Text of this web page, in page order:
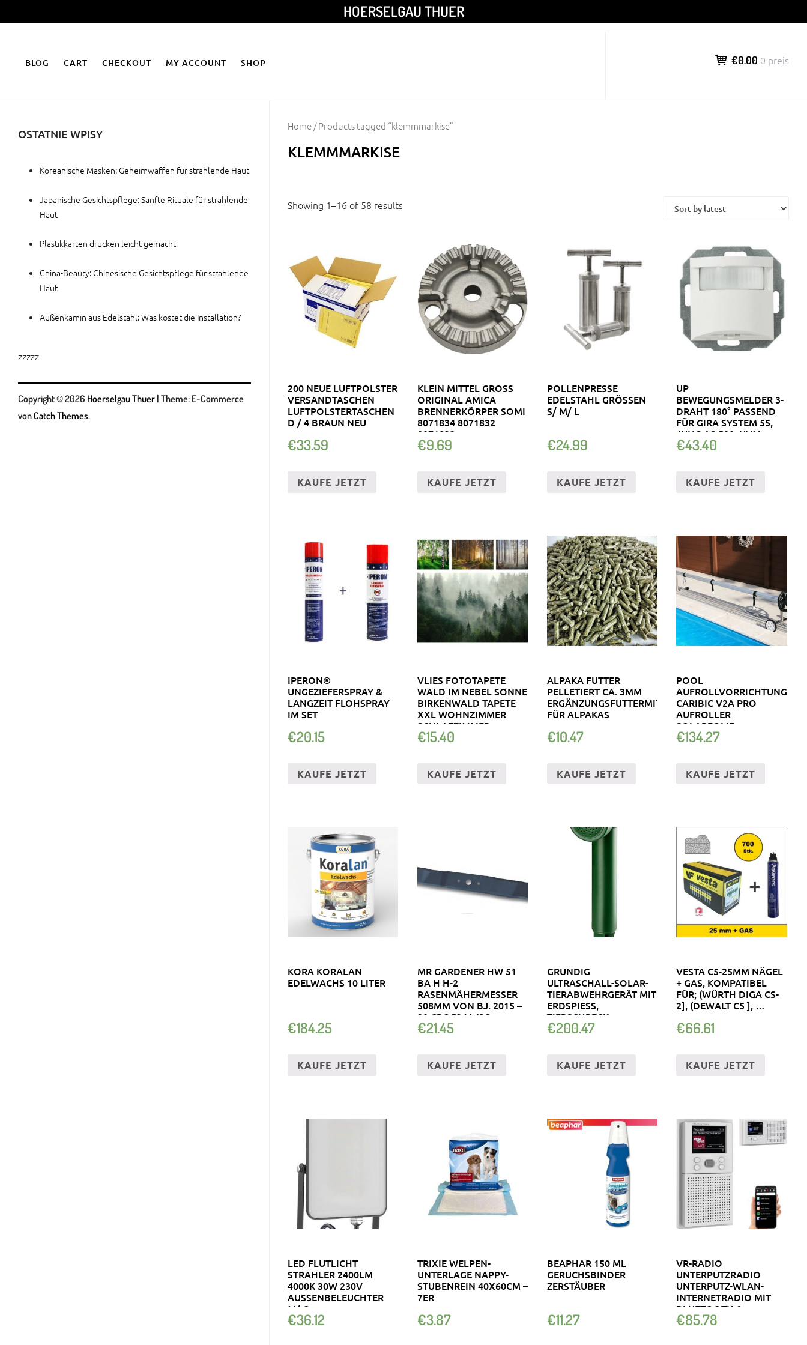
Inhalt
HOERSELGAU THUER
BLOG CART CHECKOUT MY ACCOUNT SHOP €0.00 0 preis
Home/ Products tagged “klemmmarkise”
KLEMMMARKISE
Showing 1–16 of 58 results
200 NEUE LUFTPOLSTER
VERSANDTASCHEN
LUFTPOLSTERTASCHEN
D / 4 BRAUN NEU
€33.59
KAUFE JETZT
KLEIN MITTEL GROSS O
RIGINAL AMICA B
RENNERKÖRPER SOMI 8
071834 8071832 8
071833
€9.69
KAUFE JETZT
POLLENPRESSE
EDELSTAHL GRÖSSEN S
/ M/ L
€24.99
KAUFE JETZT
UP
BEWEGUNGSMELDER 3-
DRAHT 180° PASSEND
FÜR GIRA SYSTEM 55,
JUNG AS 500, UVM.
€43.40
KAUFE JETZT
IPERON®
UNGEZIEFERSPRAY &
LANGZEIT FLOHSPRAY
IM SET
€20.15
KAUFE JETZT
VLIES FOTOTAPETE
WALD IM NEBEL SONNE
BIRKENWALD TAPETE
XXL WOHNZIMMER
SCHLAFZIMMER
€15.40
KAUFE JETZT
ALPAKA FUTTER
PELLETIERT CA. 3MM
ERGÄNZUNGSFUTTERMITTEL
FÜR ALPAKAS
€10.47
KAUFE JETZT
POOL
AUFROLLVORRICHTUNG
CARIBIC V2A PRO
AUFROLLER
SOLARFOLIE
POOLABDECKUNG
€134.27
KAUFE JETZT
KORA KORALAN
EDELWACHS 10 LITER
€184.25
KAUFE JETZT
MR GARDENER HW 51
BA H H-2
RASENMÄHERMESSER
508MM VON BJ. 2015 –
20 CRC 534 WSQ
€21.45
KAUFE JETZT
GRUNDIG
ULTRASCHALL-SOLAR-
TIERABWEHRGERÄT MIT
ERDSPIESS, T
IERSCHRECK T
IERABWEHR
€200.47
KAUFE JETZT
VESTA C5-25MM NÄGEL
+ GAS, KOMPATIBEL
FÜR; (WÜRTH DIGA CS-
2], (DEWALT C5 ], …
€66.61
KAUFE JETZT
LED FLUTLICHT
STRAHLER 2400LM
4000K 30W 230V
AUSSENBELEUCHTER M
/ O B
EWEGUNGSMELDER
€36.12
TRIXIE WELPEN-
UNTERLAGE NAPPY-
STUBENREIN 40X60CM –
7ER
€3.87
BEAPHAR 150 ML
GERUCHSBINDER
ZERSTÄUBER
€11.27
VR-RADIO
UNTERPUTZRADIO
UNTERPUTZ-WLAN-
INTERNETRADIO MIT
BLUETOOTH &
FARBDISPLAY, DSP
€85.78
OSTATNIE WPISY
Koreanische Masken: Geheimwaffen für strahlende Haut
Japanische Gesichtspflege: Sanfte Rituale für strahlende
Haut
Plastikkarten drucken leicht gemacht
China-Beauty: Chinesische Gesichtspflege für strahlende
Haut
Außenkamin aus Edelstahl: Was kostet die Installation?
zzzzz
Copyright © 2026 Hoerselgau Thuer | Theme: E-Commerce
von Catch Themes.